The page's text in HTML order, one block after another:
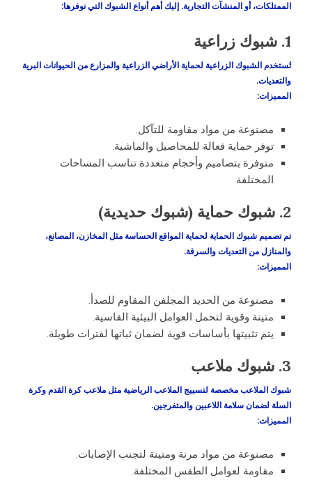
الممتلكات، أو المنشآت التجارية. إليك أهم أنواع الشبوك التي نوفرها:
1. شبوك زراعية
تُستخدم الشبوك الزراعية لحماية الأراضي الزراعية والمزارع من الحيوانات البرية
والتعديات.
المميزات:
مصنوعة من مواد مقاومة للتآكل.
توفر حماية فعالة للمحاصيل والماشية.
متوفرة بتصاميم وأحجام متعددة تناسب المساحات
المختلفة.
2. شبوك حماية (شبوك حديدية)
تم تصميم شبوك الحماية لحماية المواقع الحساسة مثل المخازن، المصانع،
والمنازل من التعديات والسرقة.
المميزات:
مصنوعة من الحديد المجلفن المقاوم للصدأ.
متينة وقوية لتحمل العوامل البيئية القاسية.
يتم تثبيتها بأساسات قوية لضمان ثباتها لفترات طويلة.
3. شبوك ملاعب
شبوك الملاعب مخصصة لتسييج الملاعب الرياضية مثل ملاعب كرة القدم وكرة
السلة لضمان سلامة اللاعبين والمتفرجين.
المميزات:
مصنوعة من مواد مرنة ومتينة لتجنب الإصابات.
مقاومة لعوامل الطقس المختلفة.